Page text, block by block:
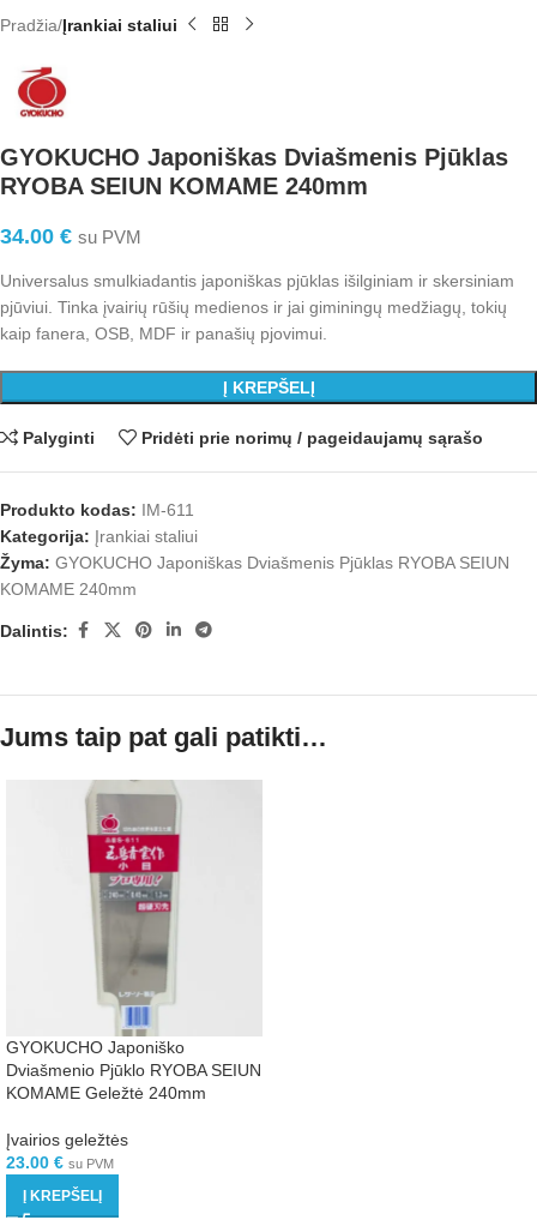
Pradžia Įrankiai staliui
GYOKUCHO Japoniškas Dviašmenis Pjūklas
RYOBA SEIUN KOMAME 240mm
34.00 € su PVM
Universalus smulkiadantis japoniškas pjūklas išilginiam ir skersiniam
pjūviui. Tinka įvairių rūšių medienos ir jai giminingų medžiagų, tokių
kaip fanera, OSB, MDF ir panašių pjovimui.
Į KREPŠELĮ
Palyginti Pridėti prie norimų / pageidaujamų sąrašo
Produkto kodas: IM-611
Kategorija: Įrankiai staliui
Žyma: GYOKUCHO Japoniškas Dviašmenis Pjūklas RYOBA SEIUN
KOMAME 240mm
Dalintis:
Jums taip pat gali patikti…
GYOKUCHO Japoniško
Dviašmenio Pjūklo RYOBA SEIUN
KOMAME Geležtė 240mm
Įvairios geležtės
23.00 € su PVM
Į KREPŠELĮ